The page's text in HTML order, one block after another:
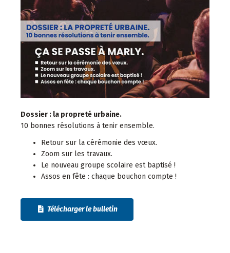
Dossier : la propreté urbaine.
10 bonnes résolutions à tenir ensemble.
Retour sur la cérémonie des vœux.
Zoom sur les travaux.
Le nouveau groupe scolaire est baptisé !
Assos en fête : chaque bouchon compte !
Télécharger le bulletin